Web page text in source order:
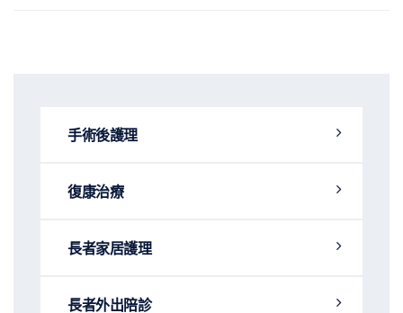
手術後護理
復康治療
長者家居護理
長者外出陪診